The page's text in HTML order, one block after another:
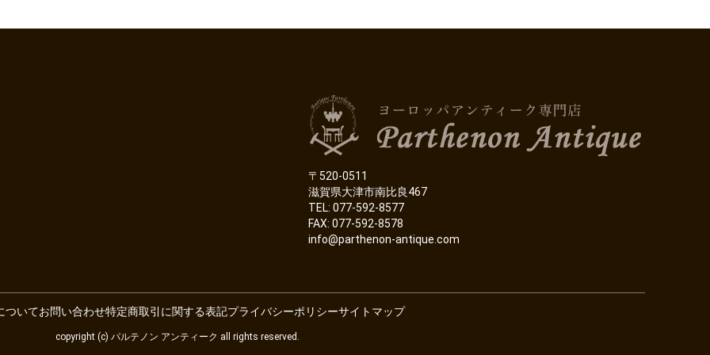
〒520-0511
滋賀県大津市南比良467
TEL: 077-592-8577
FAX: 077-592-8578
info@parthenon-antique.com
ついてお問い合わせ特定商取引に関する表記プライバシーポリシーサイトマップ
copyright (c) パルテノン アンティーク all rights reserved.